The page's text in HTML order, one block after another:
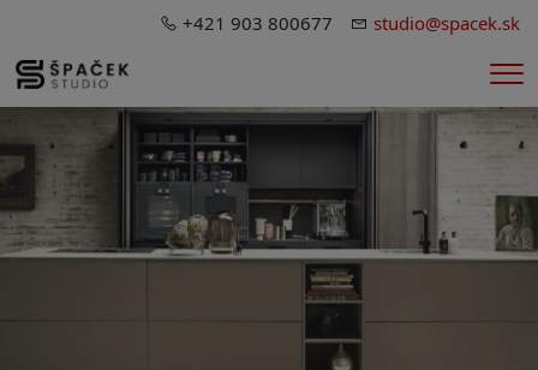
+421 903 800677 studio@spacek.sk